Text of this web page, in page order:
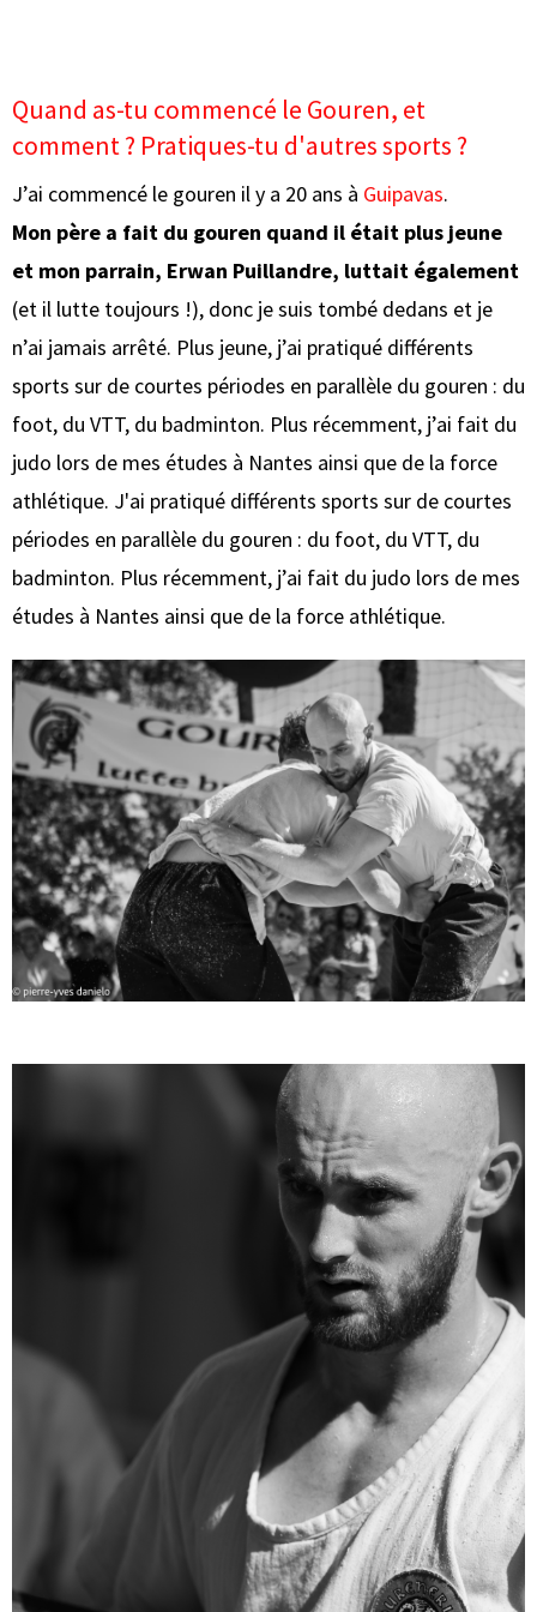
Quand as-tu commencé le Gouren, et
comment ? Pratiques-tu d'autres sports ?
J’ai commencé le gouren il y a 20 ans à Guipavas.
Mon père a fait du gouren quand il était plus jeune
et mon parrain, Erwan Puillandre, luttait également
(et il lutte toujours !), donc je suis tombé dedans et je
n’ai jamais arrêté. Plus jeune, j’ai pratiqué différents
sports sur de courtes périodes en parallèle du gouren : du
foot, du VTT, du badminton. Plus récemment, j’ai fait du
judo lors de mes études à Nantes ainsi que de la force
athlétique. J'ai pratiqué différents sports sur de courtes
périodes en parallèle du gouren : du foot, du VTT, du
badminton. Plus récemment, j’ai fait du judo lors de mes
études à Nantes ainsi que de la force athlétique.